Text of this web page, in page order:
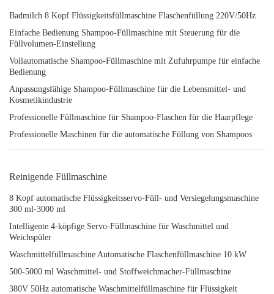
Badmilch 8 Kopf Flüssigkeitsfüllmaschine Flaschenfüllung 220V/50Hz
Einfache Bedienung Shampoo-Füllmaschine mit Steuerung für die
Füllvolumen-Einstellung
Vollautomatische Shampoo-Füllmaschine mit Zufuhrpumpe für einfache
Bedienung
Anpassungsfähige Shampoo-Füllmaschine für die Lebensmittel- und
Kosmetikindustrie
Professionelle Füllmaschine für Shampoo-Flaschen für die Haarpflege
Professionelle Maschinen für die automatische Füllung von Shampoos
Reinigende Füllmaschine
8 Kopf automatische Flüssigkeitsservo-Füll- und Versiegelungsmaschine
300 ml-3000 ml
Intelligente 4-köpfige Servo-Füllmaschine für Waschmittel und
Weichspüler
Waschmittelfüllmaschine Automatische Flaschenfüllmaschine 10 kW
500-5000 ml Waschmittel- und Stoffweichmacher-Füllmaschine
380V 50Hz automatische Waschmittelfüllmaschine für Flüssigkeit